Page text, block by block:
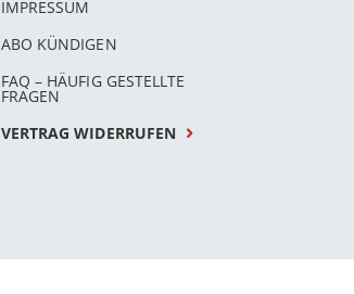
IMPRESSUM
ABO KÜNDIGEN
FAQ – HÄUFIG GESTELLTE
FRAGEN
VERTRAG WIDERRUFEN